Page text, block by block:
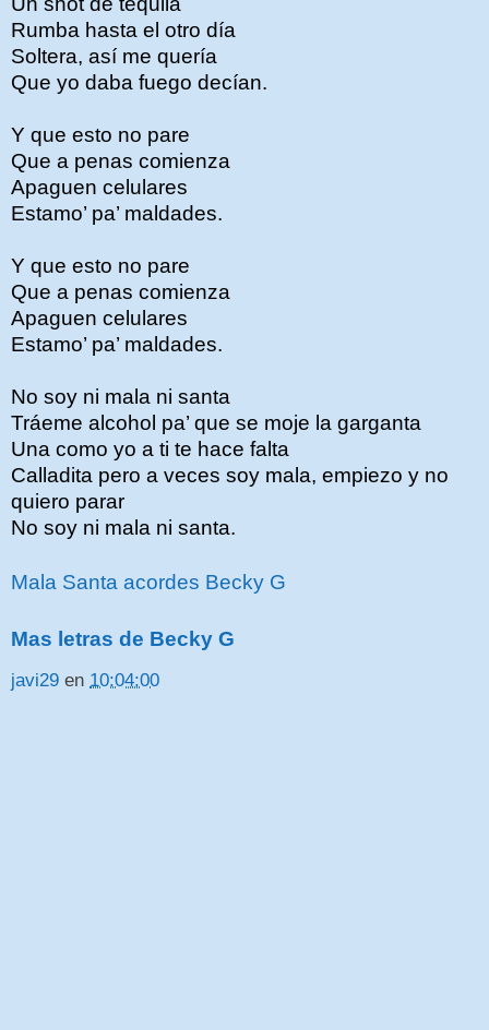
Rumba hasta el otro día
Soltera, así me quería
Que yo daba fuego decían.
Y que esto no pare
Que a penas comienza
Apaguen celulares
Estamo’ pa’ maldades.
Y que esto no pare
Que a penas comienza
Apaguen celulares
Estamo’ pa’ maldades.
No soy ni mala ni santa
Tráeme alcohol pa’ que se moje la garganta
Una como yo a ti te hace falta
Calladita pero a veces soy mala, empiezo y no
quiero parar
No soy ni mala ni santa.
Mala Santa acordes Becky G
Mas letras de Becky G
javi29 en 10:04:00